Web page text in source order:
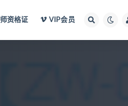
资格证 VIP会员